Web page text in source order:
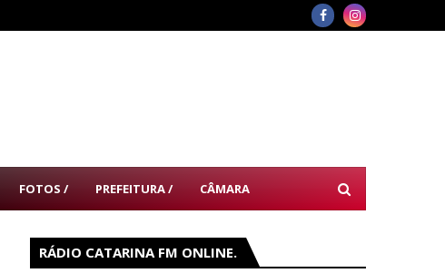
FOTOS / PREFEITURA / CÂMARA
RÁDIO CATARINA FM ONLINE.